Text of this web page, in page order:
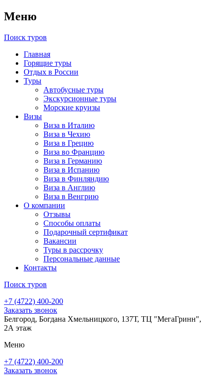
Меню
Поиск туров
Главная
Горящие туры
Отдых в России
Туры
Автобусные туры
Экскурсионные туры
Морские круизы
Визы
Виза в Италию
Виза в Чехию
Виза в Грецию
Виза во Францию
Виза в Германию
Виза в Испанию
Виза в Финляндию
Виза в Англию
Виза в Венгрию
О компании
Отзывы
Способы оплаты
Подарочный сертификат
Вакансии
Туры в рассрочку
Персональные данные
Контакты
Поиск туров
+7 (4722) 400-200
Заказать звонок
Белгород, Богдана Хмельницкого, 137Т, ТЦ "МегаГринн",
2А этаж
Меню
+7 (4722) 400-200
Заказать звонок